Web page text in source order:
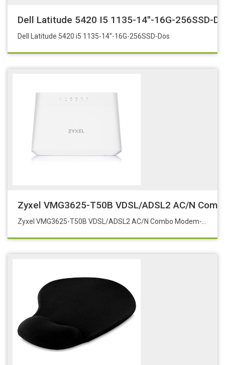
Dell Latitude 5420 I5 1135-14''-16G-256SSD-
Dell Latitude 5420 i5 1135-14''-16G-256SSD-Dos
Zyxel VMG3625-T50B VDSL/ADSL2 AC/N